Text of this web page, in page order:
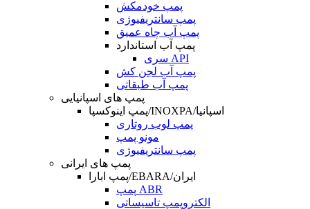
پمپ خودمکش
پمپ سانتریفیوژی
پمپ آب چاه عمیق
پمپ آب استاندارد
سری API
پمپ آب لجن کش
پمپ آب طبقاتی
پمپ های اسپانیایی
پمپ اینوکسپا/INOXPA/اسپانیا
پمپ لوب روتاری
مونو پمپ
پمپ سانتریفیوژی
پمپ های ایرانی
پمپ ابارا/EBARA/ایران
پمپ ABR
الکتروپمپ تاسیساتی